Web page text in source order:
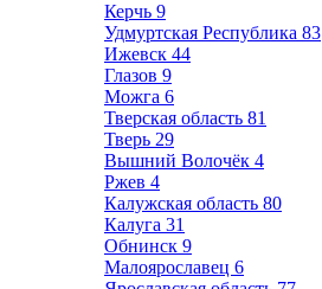
Керчь 9
Удмуртская Республика 83
Ижевск 44
Глазов 9
Можга 6
Тверская область 81
Тверь 29
Вышний Волочёк 4
Ржев 4
Калужская область 80
Калуга 31
Обнинск 9
Малоярославец 6